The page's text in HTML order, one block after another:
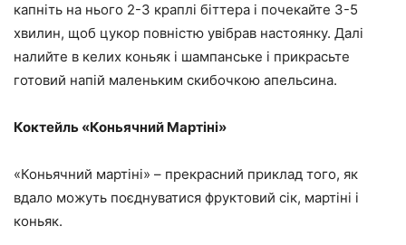
капніть на нього 2-3 краплі біттера і почекайте 3-5
хвилин, щоб цукор повністю увібрав настоянку. Далі
налийте в келих коньяк і шампанське і прикрасьте
готовий напій маленьким скибочкою апельсина.
Коктейль «Коньячний Мартіні»
«Коньячний мартіні» – прекрасний приклад того, як
вдало можуть поєднуватися фруктовий сік, мартіні і
коньяк.